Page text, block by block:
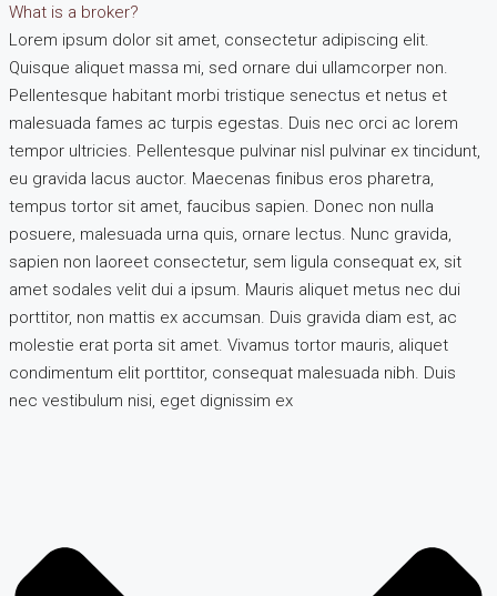
What is a broker?
Lorem ipsum dolor sit amet, consectetur adipiscing elit.
Quisque aliquet massa mi, sed ornare dui ullamcorper non.
Pellentesque habitant morbi tristique senectus et netus et
malesuada fames ac turpis egestas. Duis nec orci ac lorem
tempor ultricies. Pellentesque pulvinar nisl pulvinar ex tincidunt,
eu gravida lacus auctor. Maecenas finibus eros pharetra,
tempus tortor sit amet, faucibus sapien. Donec non nulla
posuere, malesuada urna quis, ornare lectus. Nunc gravida,
sapien non laoreet consectetur, sem ligula consequat ex, sit
amet sodales velit dui a ipsum. Mauris aliquet metus nec dui
porttitor, non mattis ex accumsan. Duis gravida diam est, ac
molestie erat porta sit amet. Vivamus tortor mauris, aliquet
condimentum elit porttitor, consequat malesuada nibh. Duis
nec vestibulum nisi, eget dignissim ex